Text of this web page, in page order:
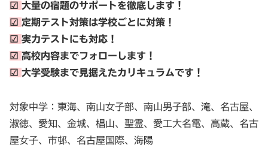
☑ 大量の宿題のサポートを徹底します！
☑ 定期テスト対策は学校ごとに対策！
☑ 実力テストにも対応！
☑ 高校内容までフォローします！
☑ 大学受験まで見据えたカリキュラムです！
対象中学：東海、南山女子部、南山男子部、滝、名古屋、
淑徳、愛知、金城、椙山、聖霊、愛工大名電、高蔵、名古
屋女子、市邨、名古屋国際、海陽